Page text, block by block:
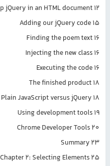
Setting up jQuery in an HTML
Adding our jQuery
Finding the poem
Injecting the new
Executing the
The finished
Plain JavaScript versus
Using development
Chrome Developer
Chapter 2: Selecting